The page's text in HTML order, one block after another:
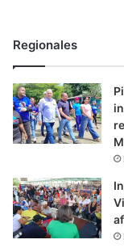
Regionales